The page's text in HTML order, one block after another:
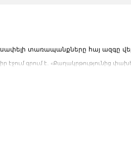
տառապանքները հայ ազգը
էջում գրում է․ «Քաղակրթությունից